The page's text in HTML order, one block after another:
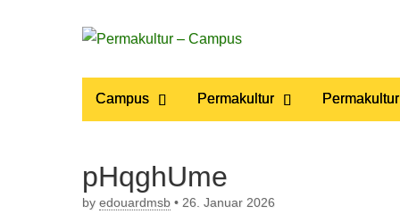
Permakultur
– Campus
Main
menu
Campus Permakultur
pHqghUme
by edouardmsb • 26. Januar 2026